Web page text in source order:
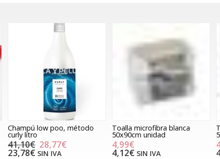
Champú low poo, método
curly litro
41,10€ 28,77€
23,78€ SIN IVA
Toalla microfibra blanca
50x90cm unidad
4,99€
4,12€ SIN IVA